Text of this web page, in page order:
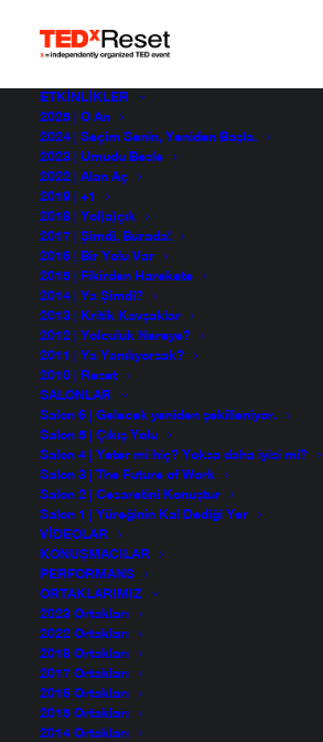
ETKINLIKLER
2025 | O An
2024 | Seçim Senin, Yeniden Başla.
2023 | Umudu Besle
2022 | Alan Aç
2019 | +1
2018 | Yol(a)çık
2017 | Şimdi, Burada!
2016 | Bir Yolu Var
2015 | Fikirden Harekete
2014 | Ya Şimdi?
2013 | Kritik Kavşaklar
2012 | Yolculuk Nereye?
2011 | Ya Yanılıyorsak?
2010 | Reset
SALONLAR
Salon 6 | Gelecek yeniden şekilleniyor.
Salon 5 | Çıkış Yolu
Salon 4 | Yeter mi hiç? Yoksa daha iyisi mi?
Salon 3 | The Future of Work
Salon 2 | Cesaretini Konuştur
Salon 1 | Yüreğinin Kal Dediği Yer
VIDEOLAR
KONUŞMACILAR
PERFORMANS
ORTAKLARIMIZ
2023 Ortakları
2022 Ortakları
2018 Ortakları
2017 Ortakları
2016 Ortakları
2015 Ortakları
2014 Ortakları
Hayal et gerçek
olsun
Leyla Türker Şener
TEDxReset 2022